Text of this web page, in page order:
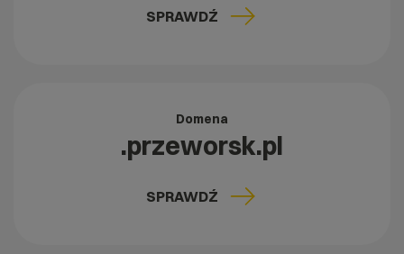
SPRAWDŹ
Domena
.przeworsk.pl
SPRAWDŹ